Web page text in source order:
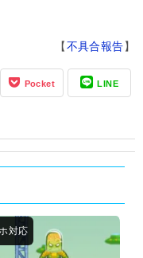
【不具合報告】
Pocket LINE